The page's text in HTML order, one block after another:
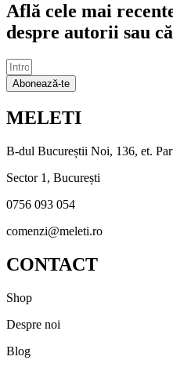
Află cele mai
despre autorii sau
Abonează-te
MELETI
B-dul Bucureștii Noi, 136, et.
Sector 1, București
0756 093 054
comenzi@meleti.ro
CONTACT
Shop
Despre noi
Blog